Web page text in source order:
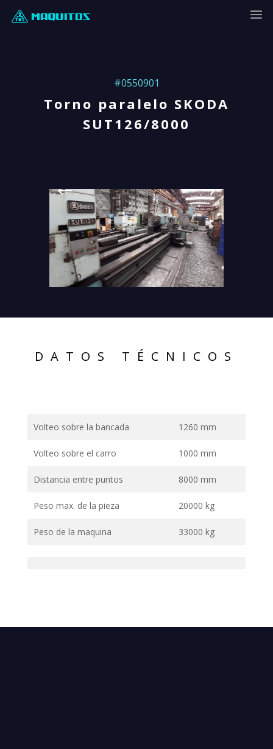
#0550901
Torno paralelo SKODA
SUT126/8000
DATOS TÉCNICOS
Volteo sobre la bancada 1260 mm
Volteo sobre el carro 1000 mm
Distancia entre puntos 8000 mm
Peso max. de la pieza 20000 kg
Peso de la maquina 33000 kg